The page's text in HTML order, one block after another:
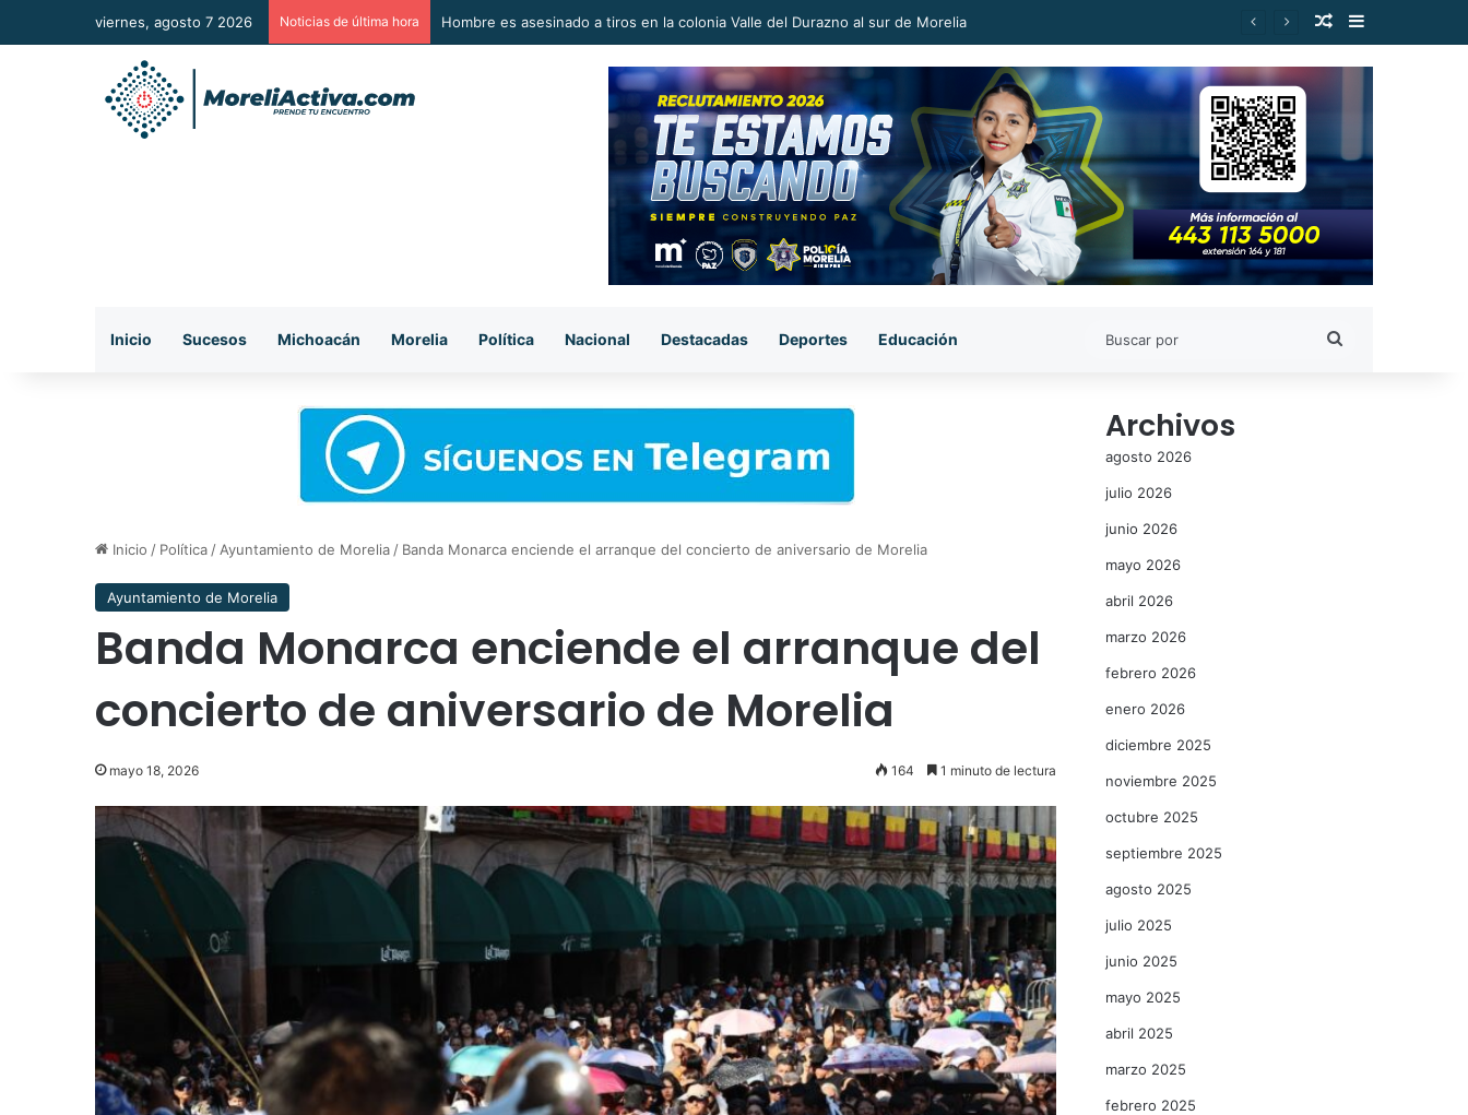
viernes, agosto 7 2026 Noticias de última hora A Sumar en la Reconstrucción del Tejido Social, Invita Rectora a Madres y Padres de Estudiantes Nicolaitas Publicación al
Barra lateral
Inicio Sucesos Michoacán Morelia Política Nacional Destacadas Deportes Educación
Inicio / Política / Ayuntamiento de Morelia / Banda Monarca enciende el arranque del concierto de aniversario de Morelia
Ayuntamiento de Morelia
Banda Monarca enciende el arranque del
concierto de aniversario de Morelia
mayo 18, 2026 164 1 minuto de lectura
Archivos
agosto 2026
julio 2026
junio 2026
mayo 2026
abril 2026
marzo 2026
febrero 2026
enero 2026
diciembre 2025
noviembre 2025
octubre 2025
septiembre 2025
agosto 2025
julio 2025
junio 2025
mayo 2025
abril 2025
marzo 2025
febrero 2025